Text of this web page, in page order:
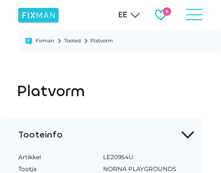
EE
Fixman Tooted Platvorm
Platvorm
Tooteinfo
Artikkel
LE20954U
Tootja
NORNA PLAYGROUNDS